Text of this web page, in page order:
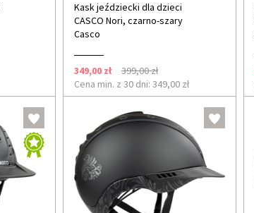
Kask jeździecki dla dzieci
CASCO Nori, czarno-szary
Casco
349,00 zł
399,00 zł
Cena min. z 30 dni: 349,00 zł